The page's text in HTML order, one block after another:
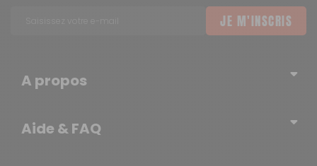
JE M'INSCRIS
A propos
Blog – l’actualité du Réseau
Aide & FAQ